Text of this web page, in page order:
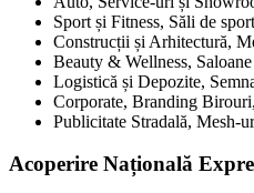
Sport și Fitness, Săli de sport
Construcții și Arhitectură,
Beauty & Wellness,
Logistică și Depozite,
Corporate, Branding
Publicitate Stradală, Mesh-
Acoperire Națională